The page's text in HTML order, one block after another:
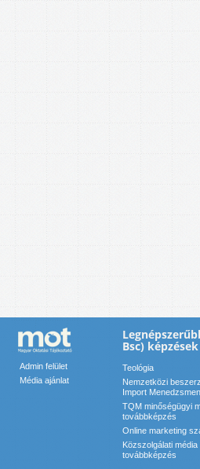
Admin felület
Média ajánlat
Bsc) képzések
Teológia
Nemzetközi
Import
TQM minőségügyi
továbbképzés
Online marketing
Közszolgálati
továbbképzés